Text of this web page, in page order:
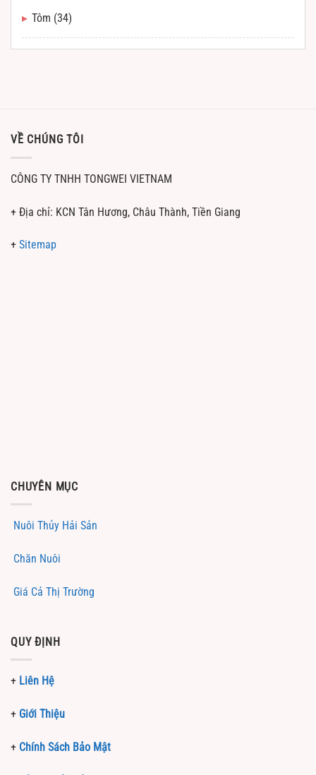
Tôm (34)
VỀ CHÚNG TÔI
CÔNG TY TNHH TONGWEI VIETNAM
+ Địa chỉ: KCN Tân Hương, Châu Thành, Tiền Giang
+ Sitemap
CHUYÊN MỤC
Nuôi Thủy Hải Sản
Chăn Nuôi
Giá Cả Thị Trường
QUY ĐỊNH
+ Liên Hệ
+ Giới Thiệu
+ Chính Sách Bảo Mật